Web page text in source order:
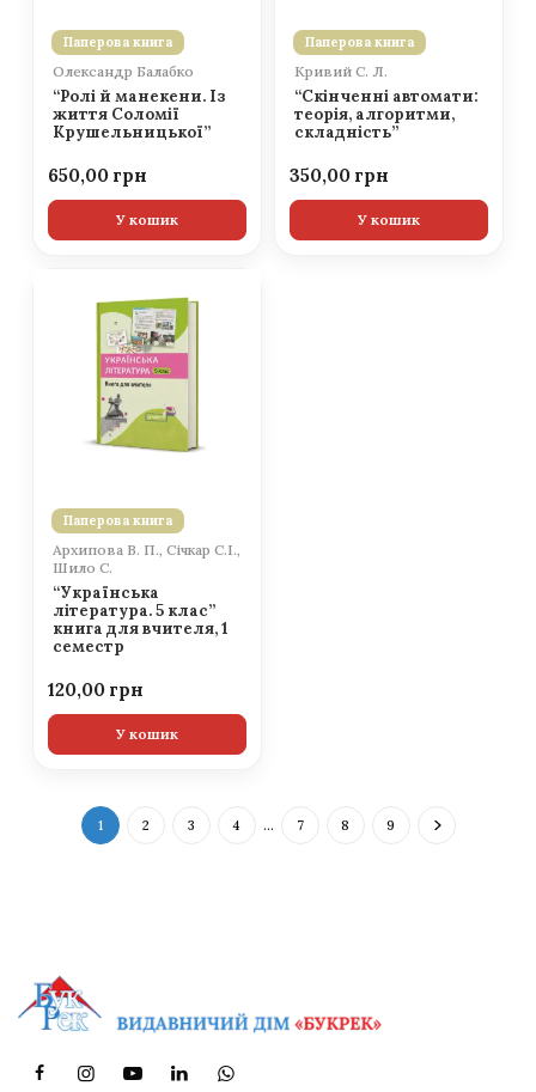
Паперова книга
Олександр Балабко
“Ролі й манекени. Із
життя Соломії
Крушельницької”
650,00
У кошик
Паперова книга
Кривий С. Л.
“Скінченні автомати:
теорія, алгоритми,
складність”
350,00
У кошик
Паперова книга
Архипова В. П., Січкар С.І.,
Шило С.
“Українська
література. 5 клас”
книга для вчителя, 1
семестр
120,00
У кошик
1 2 3 4 … 7 8 9